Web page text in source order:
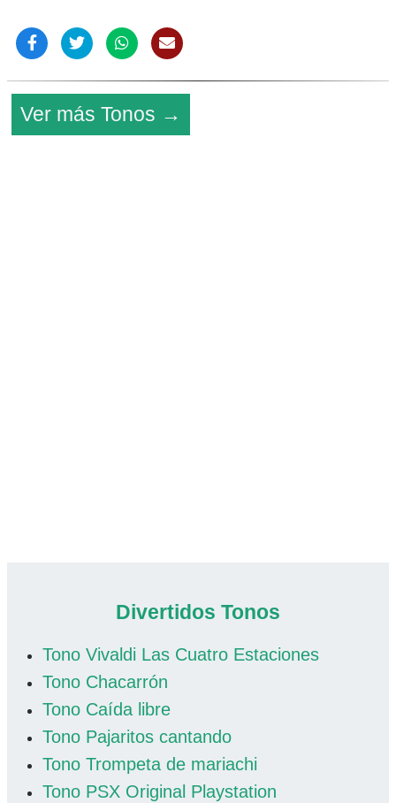
Ver más Tonos →
Divertidos Tonos
Tono Vivaldi Las Cuatro Estaciones
Tono Chacarrón
Tono Caída libre
Tono Pajaritos cantando
Tono Trompeta de mariachi
Tono PSX Original Playstation